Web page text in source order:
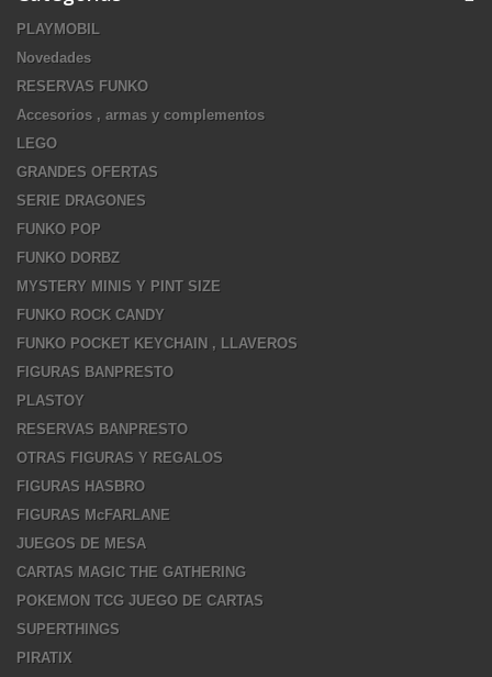
PLAYMOBIL
Novedades
RESERVAS FUNKO
Accesorios , armas y complementos
LEGO
GRANDES OFERTAS
SERIE DRAGONES
FUNKO POP
FUNKO DORBZ
MYSTERY MINIS Y PINT SIZE
FUNKO ROCK CANDY
FUNKO POCKET KEYCHAIN , LLAVEROS
FIGURAS BANPRESTO
PLASTOY
RESERVAS BANPRESTO
OTRAS FIGURAS Y REGALOS
FIGURAS HASBRO
FIGURAS McFARLANE
JUEGOS DE MESA
CARTAS MAGIC THE GATHERING
POKEMON TCG JUEGO DE CARTAS
SUPERTHINGS
PIRATIX